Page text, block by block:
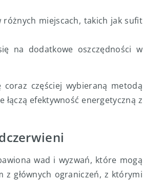
różnych miejscach, takich jak sufit
na dodatkowe oszczędności w
częściej wybieraną metodą
efektywność energetyczną z
wad i wyzwań, które mogą
z głównych ograniczeń, z którymi